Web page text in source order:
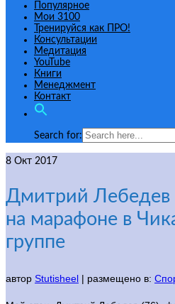
Популярное
Мои 3100
Тренируйся как ПРО!
Консультации
Медитация
YouTube
Книги
Менеджмент
Контакт
Search for:
8 Окт 2017
Дмитрий Лебедев
на марафоне в
группе
автор Stutisheel | размещено в: